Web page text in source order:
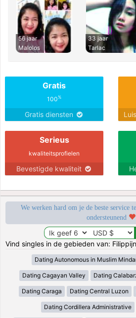
56 jaar
Malolos
33 jaar
Tarlac
Gratis
100%
Gratis diensten
Serieus
kwaliteitsprofielen
Bevestigde kwaliteit
We werken hard om je de beste service
ondersteunend
Vind singles in de gebieden van:
Dating Autonomous in Muslim
Dating Cagayan Valley Dating
Dating Caraga Dating Central Luzon
Dating Cordillera Administrative